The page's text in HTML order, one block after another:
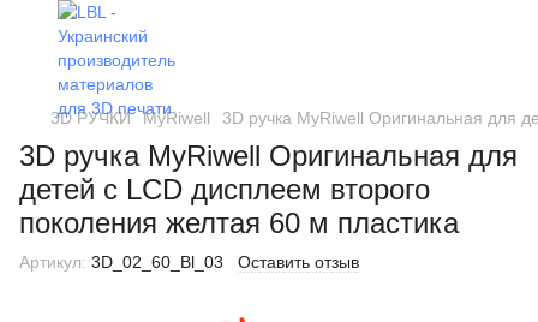
3D РУЧКИ MyRiwell 3D ручка MyRiwell Оригинальная для
3D ручка MyRiwell Оригинальная для
детей с LCD дисплеем второго
поколения желтая 60 м пластика
Артикул: 3D_02_60_Bl_03 Оставить отзыв